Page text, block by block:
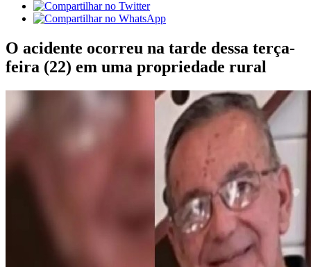
O acidente ocorreu na tarde dessa terça-
feira (22) em uma propriedade rural